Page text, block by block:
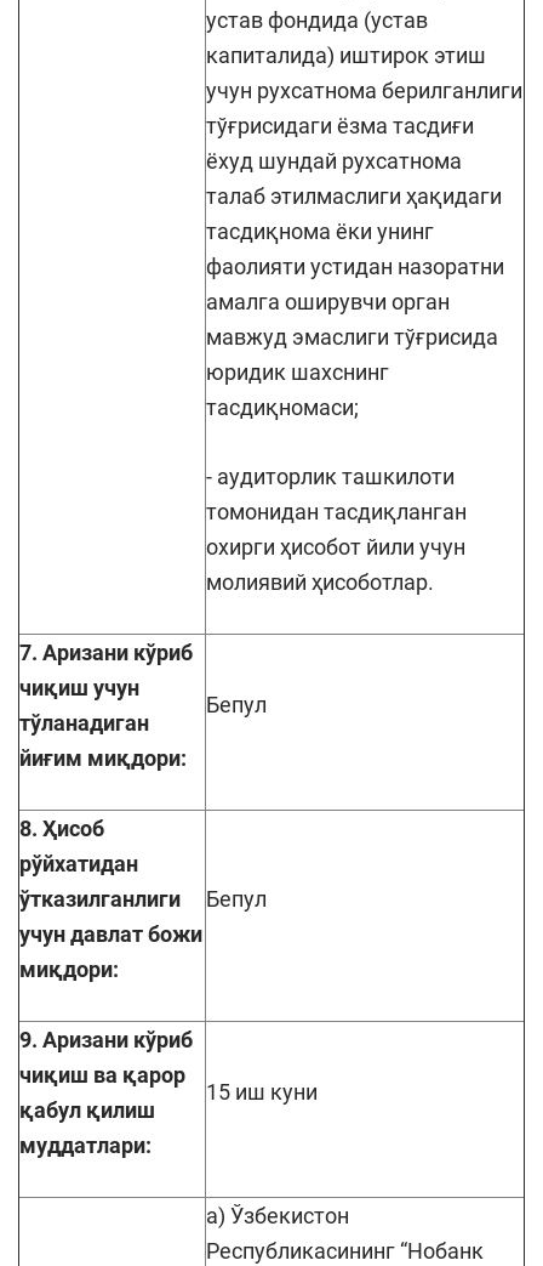
устав фондида (устав
капиталида) иштирок этиш
учун рухсатнома берилганлиги
тўғрисидаги ёзма тасдиғи
ёхуд шундай рухсатнома
талаб этилмаслиги ҳақидаги
тасдиқнома ёки унинг
фаолияти устидан назоратни
амалга оширувчи орган
мавжуд эмаслиги тўғрисида
юридик шахснинг
тасдиқномаси;
- аудиторлик ташкилоти
томонидан тасдиқланган
охирги ҳисобот йили учун
молиявий ҳисоботлар.
7. Аризани кўриб
чиқиш учун
тўланадиган
йиғим миқдори:
Бепул
8. Ҳисоб
рўйхатидан
ўтказилганлиги
учун давлат божи
миқдори:
Бепул
9. Аризани кўриб
чиқиш ва қарор
қабул қилиш
муддатлари:
15 иш куни
а) Ўзбекистон
Республикасининг “Нобанк